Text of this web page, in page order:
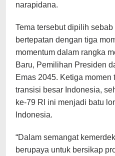
narapidana.
Tema tersebut dipilih
bertepatan dengan tiga
momentum dalam rangka
Baru, Pemilihan Presiden
Emas 2045. Ketiga momen
transisi besar Indonesia,
ke-79 RI ini menjadi batu
Indonesia.
“Dalam semangat
berupaya untuk bersikap